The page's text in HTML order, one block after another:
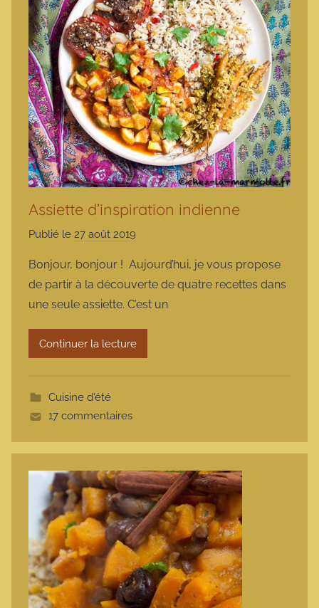
Assiette d’inspiration indienne
Publié le 27 août 2019
r
m
a
r
m
Bonjour, bonjour ! Aujourd’hui, je vous propose
de partir à la découverte de quatre recettes dans
une seule assiette. C’est un
Continuer la lecture
Cuisine d'été
17 commentaires